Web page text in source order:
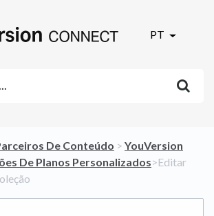
PT
De Conteúdo ​ > ​ ​YouVersion
De Planos Personalizados​>​ Editar